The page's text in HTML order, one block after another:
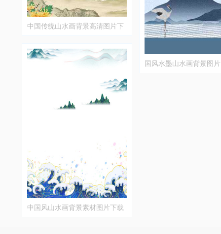
中国传统山水画背景高清图片下
中国风山水画背景素材图片下载
国风水墨山水画背景图片